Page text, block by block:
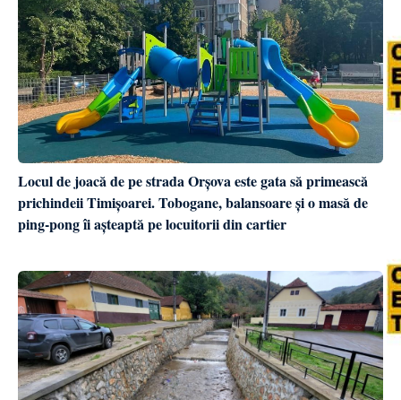
Locul de joacă de pe strada Orșova este gata să primească
prichindeii Timișoarei. Tobogane, balansoare și o masă de
ping-pong îi așteaptă pe locuitorii din cartier